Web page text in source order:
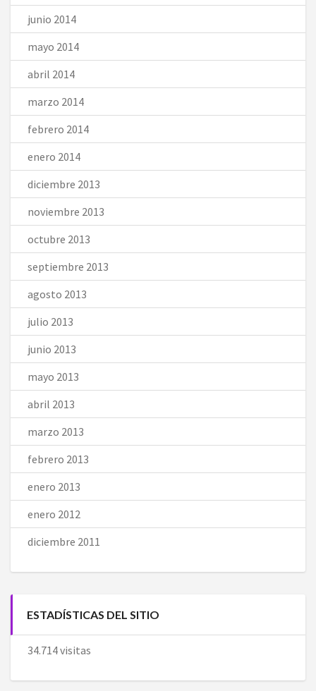
junio 2014
mayo 2014
abril 2014
marzo 2014
febrero 2014
enero 2014
diciembre 2013
noviembre 2013
octubre 2013
septiembre 2013
agosto 2013
julio 2013
junio 2013
mayo 2013
abril 2013
marzo 2013
febrero 2013
enero 2013
enero 2012
diciembre 2011
ESTADÍSTICAS DEL SITIO
34.714 visitas